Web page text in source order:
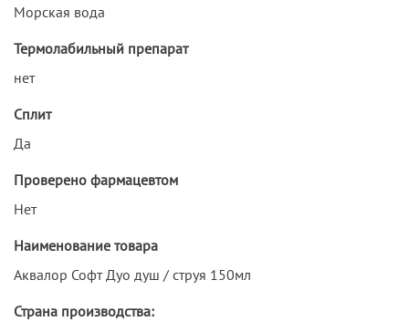
Морская вода
Термолабильный препарат
нет
Сплит
Да
Проверено фармацевтом
Нет
Наименование товара
Аквалор Софт Дуо душ / струя 150мл
Страна производства: